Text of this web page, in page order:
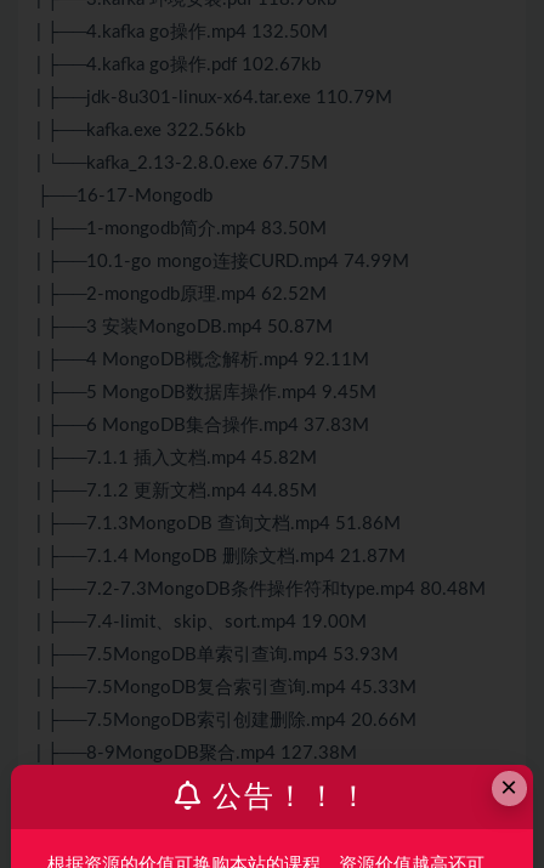
| ├──4.kafka go操作.mp4 132.50M
| ├──4.kafka go操作.pdf 102.67kb
| ├──jdk-8u301-linux-x64.tar.exe 110.79M
| ├──kafka.exe 322.56kb
| └──kafka_2.13-2.8.0.exe 67.75M
├──16-17-Mongodb
| ├──1-mongodb简介.mp4 83.50M
| ├──10.1-go mongo连接CURD.mp4 74.99M
| ├──2-mongodb原理.mp4 62.52M
| ├──3 安装MongoDB.mp4 50.87M
| ├──4 MongoDB概念解析.mp4 92.11M
| ├──5 MongoDB数据库操作.mp4 9.45M
| ├──6 MongoDB集合操作.mp4 37.83M
| ├──7.1.1 插入文档.mp4 45.82M
| ├──7.1.2 更新文档.mp4 44.85M
| ├──7.1.3MongoDB 查询文档.mp4 51.86M
| ├──7.1.4 MongoDB 删除文档.mp4 21.87M
| ├──7.2-7.3MongoDB条件操作符和type.mp4 80.48M
| ├──7.4-limit、skip、sort.mp4 19.00M
| ├──7.5MongoDB单索引查询.mp4 53.93M
| ├──7.5MongoDB复合索引查询.mp4 45.33M
| ├──7.5MongoDB索引创建删除.mp4 20.66M
| ├──8-9MongoDB聚合.mp4 127.38M
| ├──MongoDB专题.pdf 2.56M
├──18-OAuth2认证
×
公告！！！